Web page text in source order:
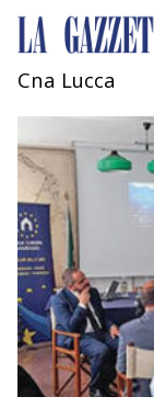
MOBILITÀ
INDUSTRIA
RICERCA
ECONOMIA
TURISMO
Cna Lucca